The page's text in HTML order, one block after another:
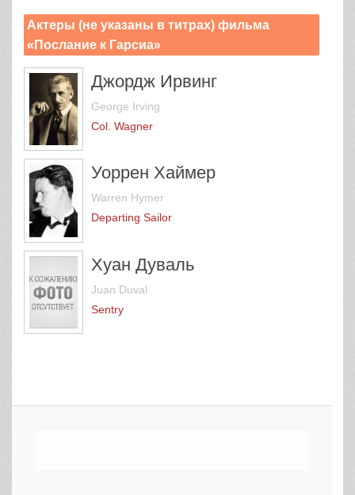
Актеры (не указаны в титрах) фильма
«Послание к Гарсиа»
Джордж Ирвинг
George Irving
Col. Wagner
Уоррен Хаймер
Warren Hymer
Departing Sailor
Хуан Дуваль
Juan Duval
Sentry